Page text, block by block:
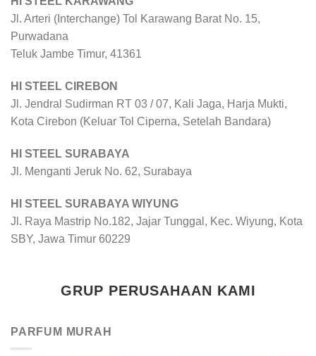
Jl. Arteri (Interchange) Tol Karawang Barat No. 15,
Purwadana
Teluk Jambe Timur, 41361
HI STEEL CIREBON
Jl. Jendral Sudirman RT 03 / 07, Kali Jaga, Harja Mukti,
Kota Cirebon (Keluar Tol Ciperna, Setelah Bandara)
HI STEEL SURABAYA
Jl. Menganti Jeruk No. 62, Surabaya
HI STEEL SURABAYA WIYUNG
Jl. Raya Mastrip No.182, Jajar Tunggal, Kec. Wiyung, Kota
SBY, Jawa Timur 60229
GRUP PERUSAHAAN KAMI
PARFUM MURAH